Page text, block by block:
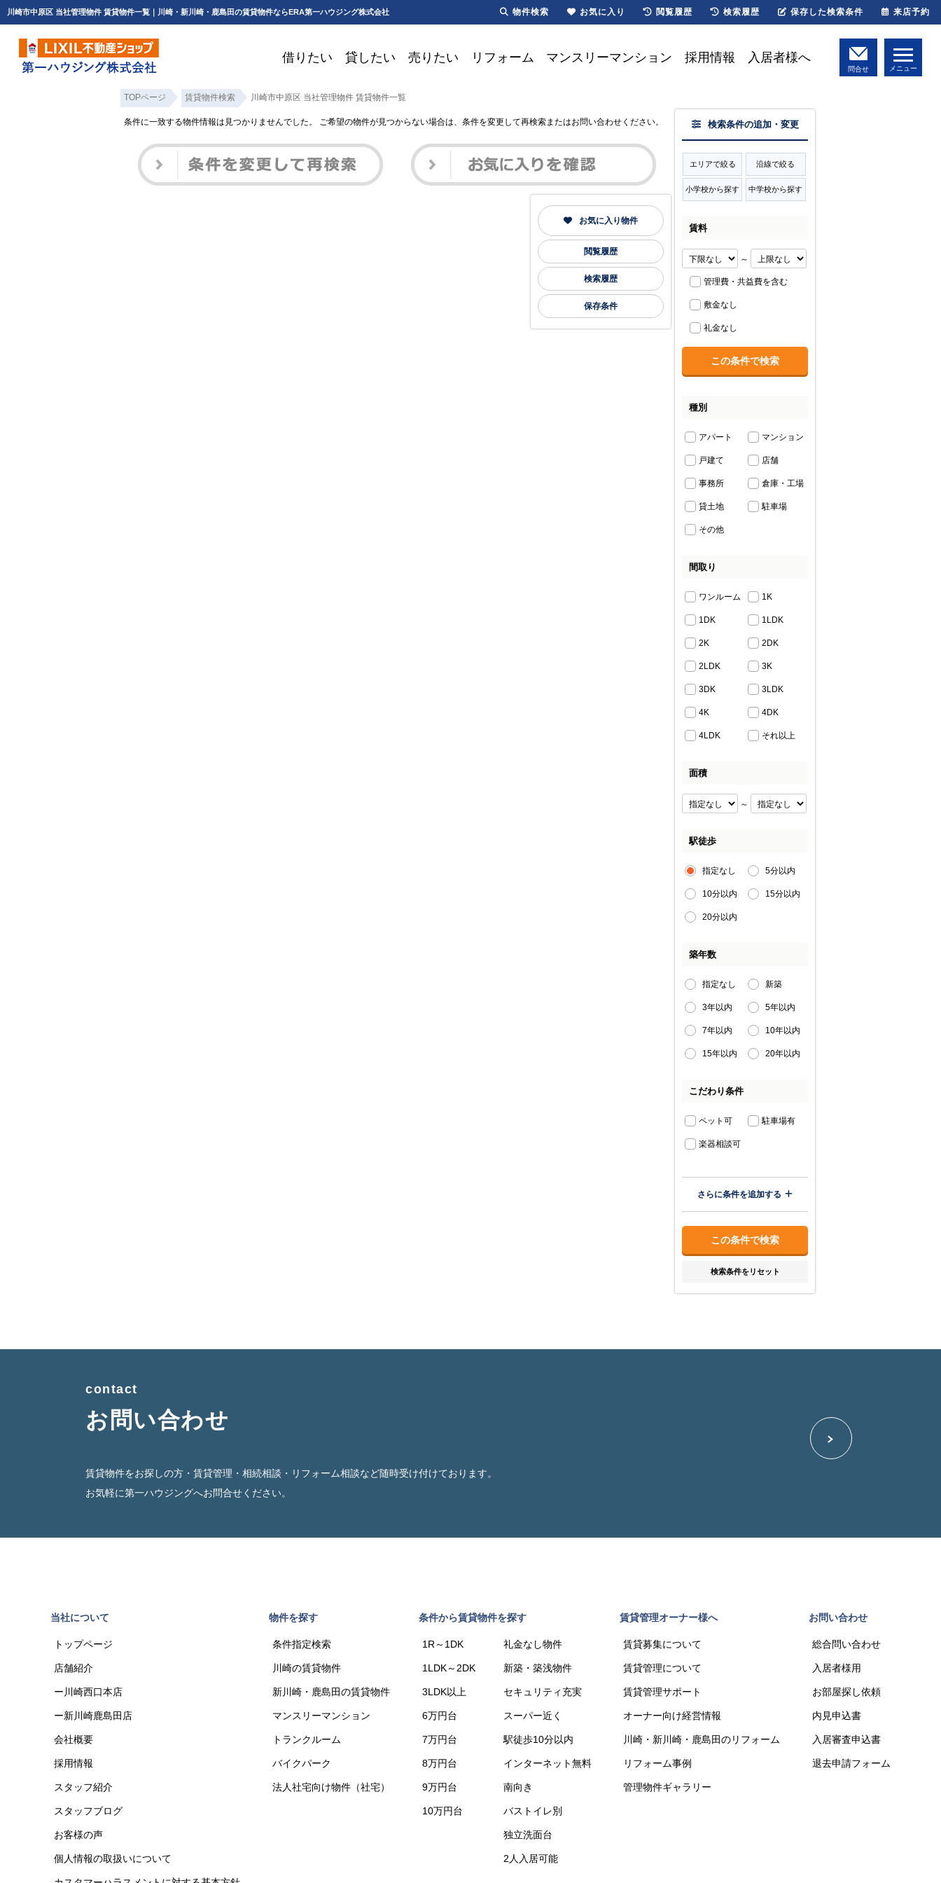
川崎市中原区 当社管理物件 賃貸物件一覧｜川崎・新川崎・鹿島田の賃貸物件ならERA第一ハウジング株式会社
借りたい 貸したい 売りたい リフォーム マンスリーマンション 採用情報 入居者様へ
問合せ メニュー
TOPページ 賃貸物件検索 川崎市中原区 当社管理物件 賃貸物件一覧
条件に一致する物件情報は見つかりませんでした。 ご希望の物件が見つからない場合は、条件を変更して再検索またはお問い合わせください。 検索条件の追加・変更
エリアで絞る 沿線で絞る
小学校から探す 中学校から探す
賃料
～
管理費・共益費を含む
敷金なし
礼金なし
種別
アパート マンション
戸建て 店舗
事務所 倉庫・工場
貸土地 駐車場
その他
間取り
ワンルーム 1K
1DK 1LDK
2K 2DK
2LDK 3K
3DK 3LDK
4K 4DK
4LDK それ以上
面積
～
駅徒歩
指定なし 5分以内
10分以内 15分以内
20分以内
築年数
指定なし 新築
3年以内 5年以内
7年以内 10年以内
15年以内 20年以内
こだわり条件
ペット可 駐車場有
楽器相談可
さらに条件を追加する
検索条件をリセット
お気に入り物件
閲覧履歴
検索履歴
保存条件
contact
お問い合わせ
賃貸物件をお探しの方・賃貸管理・相続相談・リフォーム相談など随時受け付けております。
お気軽に第一ハウジングへお問合せください。
当社について
トップページ
店舗紹介
ー川崎西口本店
ー新川崎鹿島田店
会社概要
採用情報
スタッフ紹介
スタッフブログ
お客様の声
個人情報の取扱いについて
物件を探す
条件指定検索
川崎の賃貸物件
新川崎・鹿島田の賃貸物件
マンスリーマンション
トランクルーム
バイクパーク
法人社宅向け物件（社宅）
条件から賃貸物件を探す
1R～1DK
1LDK～2DK
3LDK以上
6万円台
7万円台
8万円台
9万円台
10万円台
礼金なし物件
新築・築浅物件
セキュリティ充実
スーパー近く
駅徒歩10分以内
インターネット無料
南向き
バストイレ別
独立洗面台
2人入居可能
賃貸管理オーナー様へ
賃貸募集について
賃貸管理について
賃貸管理サポート
オーナー向け経営情報
川崎・新川崎・鹿島田のリフォーム
リフォーム事例
管理物件ギャラリー
お問い合わせ
総合問い合わせ
入居者様用
お部屋探し依頼
内見申込書
入居審査申込書
退去申請フォーム
物件検索 お気に入り 閲覧履歴 検索履歴 保存した検索条件 来店予約